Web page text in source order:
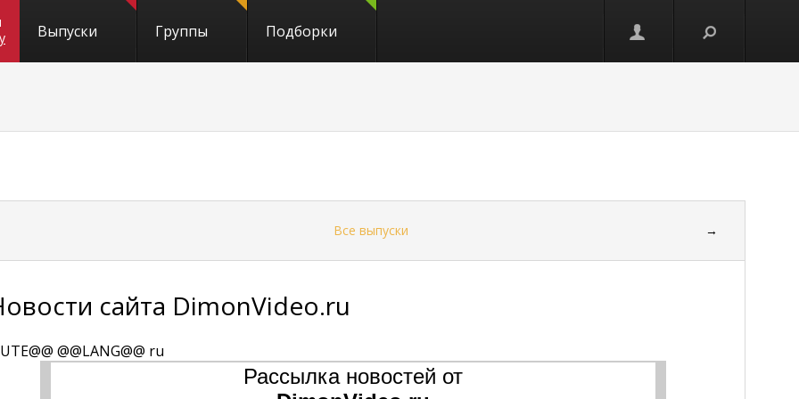
Выпуски Группы Подборки
Все выпуски →
сайта DimonVideo.ru
@@LANG@@ ru
Рассылка новостей от